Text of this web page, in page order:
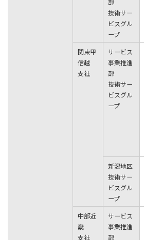
部
技術サー
ビスグル
ープ
関東甲
信越
支社
サービス
事業推進
部
技術サー
ビスグル
ープ
新潟地区
技術サー
ビスグル
ープ
中部近
畿
支社
サービス
事業推進
部